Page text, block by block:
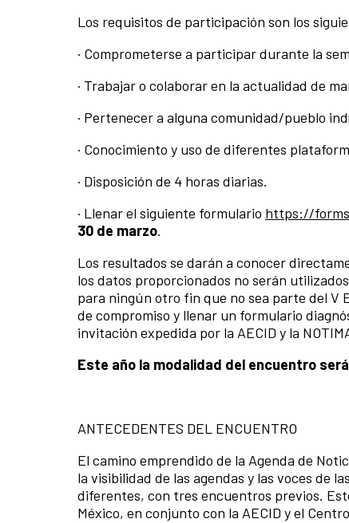
Los requisitos de participación son los
· Comprometerse a participar durante la
· Trabajar o colaborar en la actualidad de
· Pertenecer a alguna comunidad/pueblo
· Conocimiento y uso de diferentes
· Disposición de 4 horas diarias.
· Llenar el siguiente formulario https://
30 de marzo.
Los resultados se darán a conocer
los datos proporcionados no serán utilizados
para ningún otro fin que no sea parte del
de compromiso y llenar un formulario
invitación expedida por la AECID y la
Este año la modalidad del encuentro
ANTECEDENTES DEL ENCUENTRO
El camino emprendido de la Agenda de
la visibilidad de las agendas y las voces de
diferentes, con tres encuentros previos.
México, en conjunto con la AECID y el